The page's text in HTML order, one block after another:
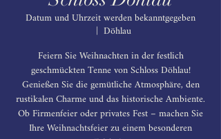
Datum und Uhrzeit werden bekanntgegeben
  |
Döhlau
Feiern Sie Weihnachten in der festlich
geschmückten Tenne von Schloss Döhlau!
Genießen Sie die gemütliche Atmosphäre, den
rustikalen Charme und das historische Ambiente.
Ob Firmenfeier oder privates Fest – machen Sie
Ihre Weihnachtsfeier zu einem besonderen